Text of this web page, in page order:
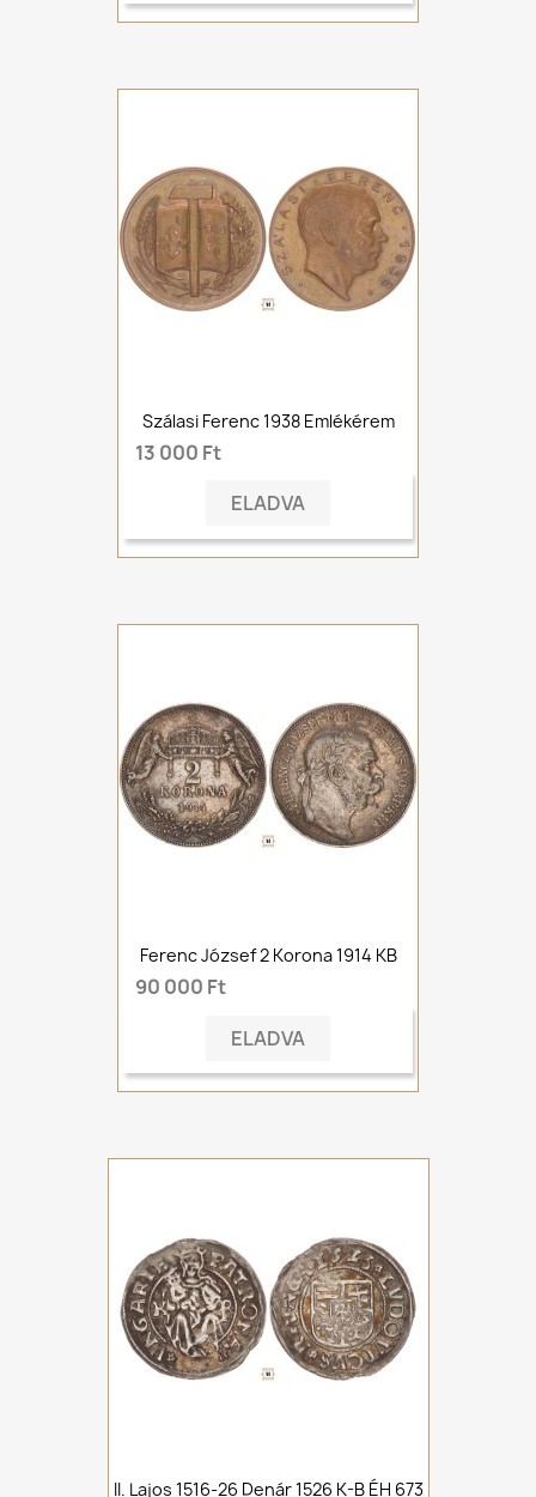
Szálasi Ferenc 1938 Emlékérem
13 000 Ft
ELADVA
Ferenc József 2 Korona 1914 KB
90 000 Ft
ELADVA
II. Lajos 1516-26 Denár 1526 K-B ÉH 673